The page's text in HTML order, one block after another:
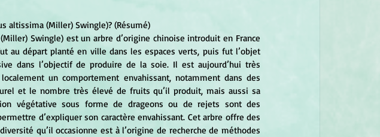
(Miller) Swingle)? (Résumé)
(Miller) Swingle) est un arbre d’origine chinoise introduit en France
au départ planté en ville dans les espaces verts, puis fut l’objet
dans l’objectif de produire de la soie. Il est aujourd’hui très
un comportement envahissant, notamment dans des
et le nombre très élevé de fruits qu’il produit, mais aussi sa
végétative sous forme de drageons ou de rejets sont des
d’expliquer son caractère envahissant. Cet arbre offre des
qu’il occasionne est à l’origine de recherche de méthodes